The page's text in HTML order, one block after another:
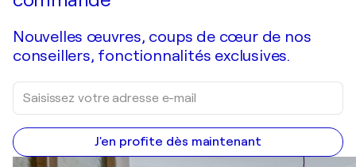
Nouvelles œuvres, coups de cœur de nos
conseillers, fonctionnalités exclusives.
J'en profite dès maintenant